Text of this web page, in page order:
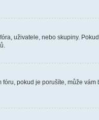
uživatele, nebo skupiny.
pokud je porušíte, může